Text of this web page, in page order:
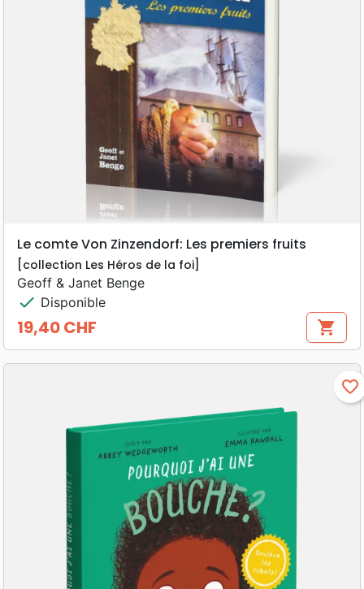
Le comte Von Zinzendorf: Les premiers fruits
[collection Les Héros de la foi]
Geoff & Janet Benge
check Disponible
Prix
19,40 CHF shopping_cart
favorite_border